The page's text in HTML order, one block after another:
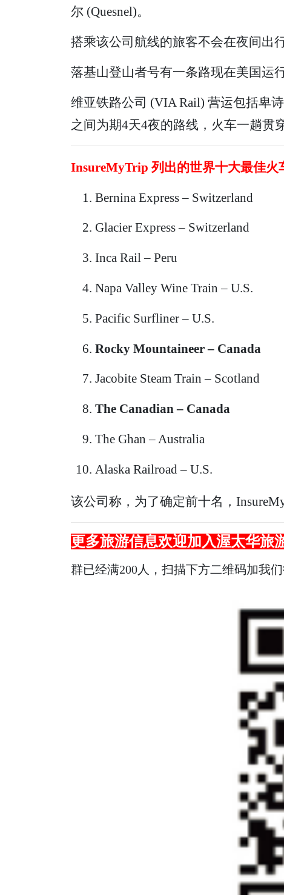
尔 (Quesnel)。
搭乘该公司航线的旅客不会在夜间出
落基山登山者号有一条路现在美国运
维亚铁路公司 (VIA Rail) 营运包括卑
之间为期4天4夜的路线，火车一趟贯
InsureMyTrip 列出的世界十大最佳火
Bernina Express – Switzerland
Glacier Express – Switzerland
Inca Rail – Peru
Napa Valley Wine Train – U.S.
Pacific Surfliner – U.S.
Rocky Mountaineer – Canada
Jacobite Steam Train – Scotland
The Canadian – Canada
The Ghan – Australia
Alaska Railroad – U.S.
该公司称，为了确定前十名，
更多旅游信息欢迎加入渥太华旅
群已经满200人，扫描下方二维码加我